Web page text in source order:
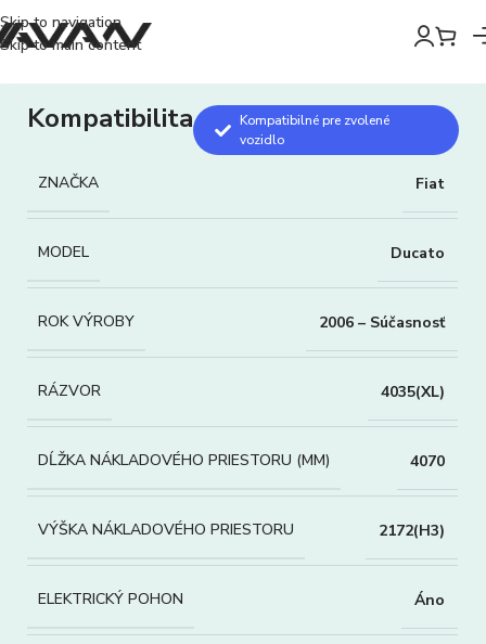
Skip to navigation
Skip to main content
Kompatibilita
Kompatibilné pre zvolené
vozidlo
ZNAČKA Fiat
MODEL Ducato
ROK VÝROBY 2006 – Súčasnosť
RÁZVOR 4035(XL)
DĹŽKA NÁKLADOVÉHO PRIESTORU (MM) 4070
VÝŠKA NÁKLADOVÉHO PRIESTORU 2172(H3)
ELEKTRICKÝ POHON Áno